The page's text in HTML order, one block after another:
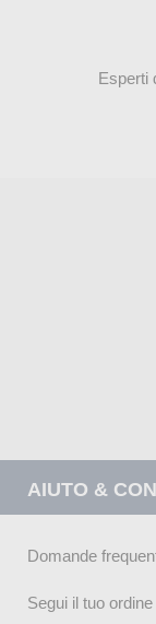
Esperti
AIUTO &
Domande
Segui il tuo ordine